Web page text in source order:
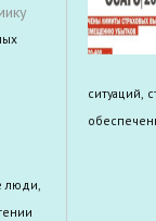
люди,
ситуаций,